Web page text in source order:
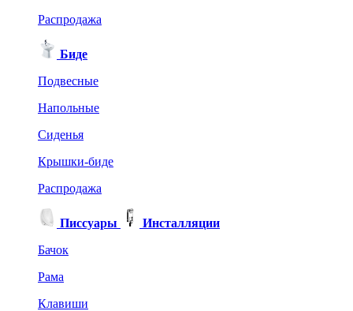
Распродажа
Биде
Подвесные
Напольные
Сиденья
Крышки-биде
Распродажа
Писсуары
Инсталляции
Бачок
Рама
Клавиши